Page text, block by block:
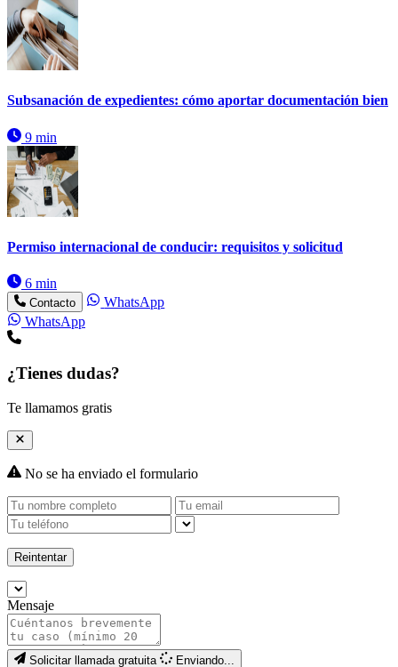
Subsanación de expedientes: cómo aportar documentación bien
9 min
Permiso internacional de conducir: requisitos y solicitud
6 min
Contacto
WhatsApp
WhatsApp
¿Tienes dudas?
Te llamamos gratis
No se ha enviado el formulario
Reintentar
Mensaje
Solicitar llamada gratuita Enviando...